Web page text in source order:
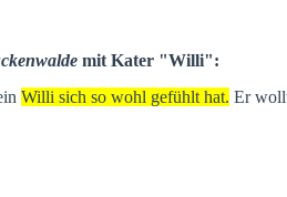
mit Kater "Willi":
Willi sich so wohl gefühlt hat. Er